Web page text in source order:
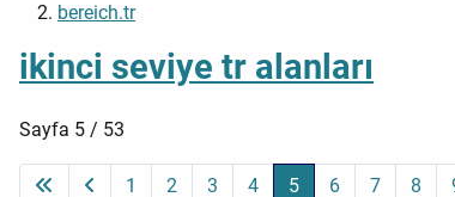
bereich.tr
ikinci seviye tr alanları
Sayfa 5 / 53
1 2 3 4 5 6 7 8